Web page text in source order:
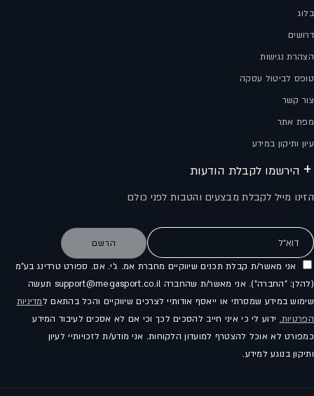
בלוג
דרושים
הצהרת נגישות
טופס לביטול עסקה
צור קשר
מפת אתר
עיון ותיקון במידע
הירשמו לקבלת הודעות
הזינו מייל לקבלת מבצעים והטבות לפני כולם
דוא"ל הרשם
אני מאשר/ת קבלת תכנים שיווקיים מחברת אמ. ג'י. אס. ספורט טרדינג בע"מ
(להלן: "החברה"). אני מאשר/ת שהחברה support@megasport.co.il תעשה
שימוש במידע שמסרתי או ייאסף אודותיי לצרכים שיווקיים והכל בהתאם למדיניות
הפרטיות. ידוע לי כי איני חייב להסכים לכך וכי אם לא אסכים לעיבוד המידע
כמפורט לא אוכל להצטרף למועדון הלקוחות. אני מודע/ת לזכויותיי לעיון
ותיקון בנוגע למידע.